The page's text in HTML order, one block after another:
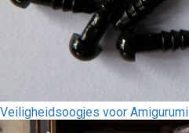
Veiligheidsoogjes voor Amigurumi